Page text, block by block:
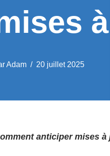
Adam 20 juillet 2025
anticiper mises à